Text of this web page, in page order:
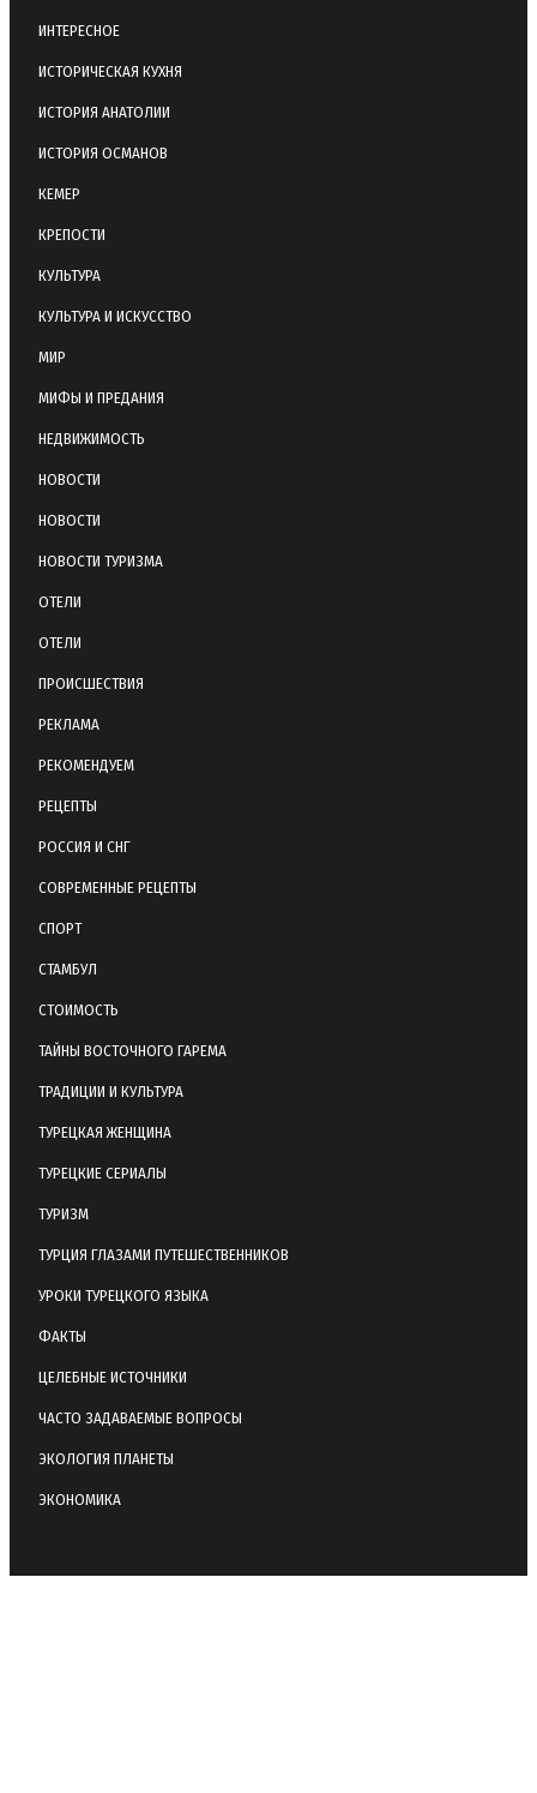
ИНТЕРЕСНОЕ
ИСТОРИЧЕСКАЯ КУХНЯ
ИСТОРИЯ АНАТОЛИИ
ИСТОРИЯ ОСМАНОВ
КЕМЕР
КРЕПОСТИ
КУЛЬТУРА
КУЛЬТУРА И ИСКУССТВО
МИР
МИФЫ И ПРЕДАНИЯ
НЕДВИЖИМОСТЬ
НОВОСТИ
НОВОСТИ
НОВОСТИ ТУРИЗМА
ОТЕЛИ
ОТЕЛИ
ПРОИСШЕСТВИЯ
РЕКЛАМА
РЕКОМЕНДУЕМ
РЕЦЕПТЫ
РОССИЯ И СНГ
СОВРЕМЕННЫЕ РЕЦЕПТЫ
СПОРТ
СТАМБУЛ
СТОИМОСТЬ
ТАЙНЫ ВОСТОЧНОГО ГАРЕМА
ТРАДИЦИИ И КУЛЬТУРА
ТУРЕЦКАЯ ЖЕНЩИНА
ТУРЕЦКИЕ СЕРИАЛЫ
ТУРИЗМ
ТУРЦИЯ ГЛАЗАМИ ПУТЕШЕСТВЕННИКОВ
УРОКИ ТУРЕЦКОГО ЯЗЫКА
ФАКТЫ
ЦЕЛЕБНЫЕ ИСТОЧНИКИ
ЧАСТО ЗАДАВАЕМЫЕ ВОПРОСЫ
ЭКОЛОГИЯ ПЛАНЕТЫ
ЭКОНОМИКА